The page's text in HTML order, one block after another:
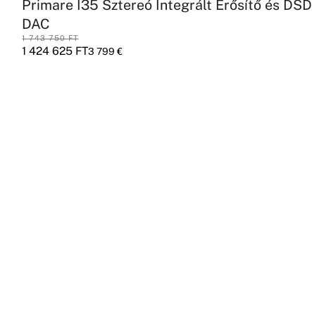
Primare I35 Sztereó Integrált Erősítő és DSD
DAC
1 743 750FT
1 424 625 FT3 799€